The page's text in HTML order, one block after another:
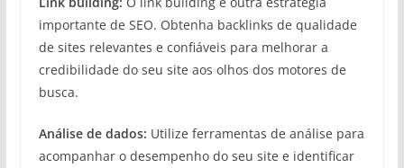
importante de SEO. Obtenha backlinks de qualidade
de sites relevantes e confiáveis para melhorar a
credibilidade do seu site aos olhos dos motores de
busca.
Análise de dados: Utilize ferramentas de análise para
acompanhar o desempenho do seu site e identificar